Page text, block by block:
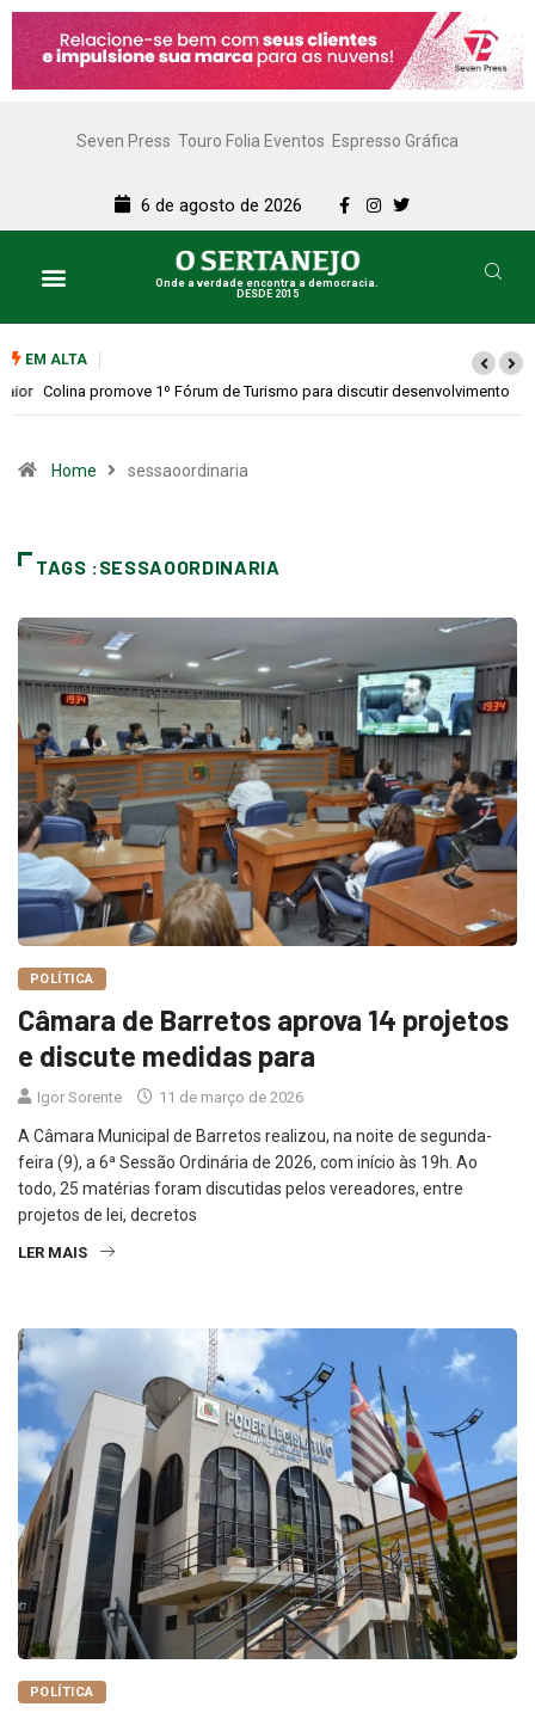
Seven Press Touro Folia Eventos Espresso Gráfica
6 de agosto de 2026
Onde a verdade encontra a democracia.
DESDE 2015
EM ALTA
Colina promove 1º Fórum de Turismo para discutir desenvolvimento
Home sessaoordinaria
TAGS :SESSAOORDINARIA
POLÍTICA
Câmara de Barretos aprova 14 projetos
e discute medidas para
Igor Sorente 11 de março de 2026
A Câmara Municipal de Barretos realizou, na noite de segunda-
feira (9), a 6ª Sessão Ordinária de 2026, com início às 19h. Ao
todo, 25 matérias foram discutidas pelos vereadores, entre
projetos de lei, decretos
LER MAIS
POLÍTICA